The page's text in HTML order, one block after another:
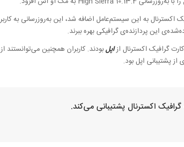
اکسترنال به این سیستم‌عامل اضافه شد، این به‌روزرسانی به
گرافیک اکسترنال ازاپلبودند. کاربران همچنین می‌توانستند
از پشتیبانی اپل بود.